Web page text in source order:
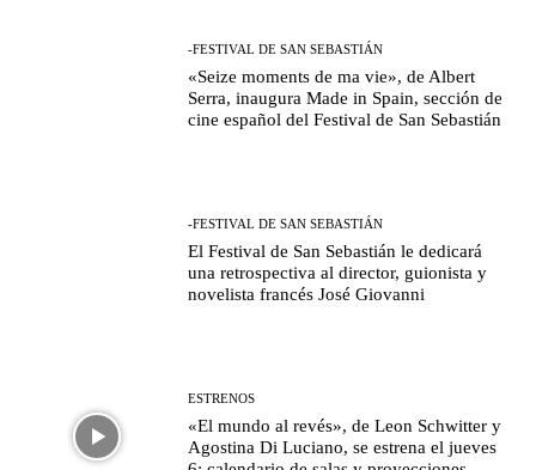
-FESTIVAL DE SAN SEBASTIÁN
«Seize moments de ma vie», de Albert
Serra, inaugura Made in Spain, sección de
cine español del Festival de San Sebastián
-FESTIVAL DE SAN SEBASTIÁN
El Festival de San Sebastián le dedicará
una retrospectiva al director, guionista y
novelista francés José Giovanni
ESTRENOS
«El mundo al revés», de Leon Schwitter y
Agostina Di Luciano, se estrena el jueves